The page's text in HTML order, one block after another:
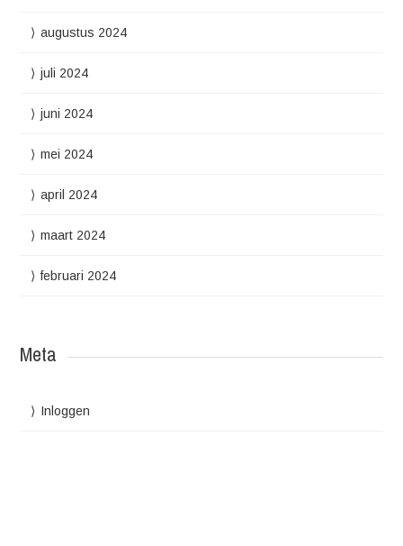
augustus 2024
juli 2024
juni 2024
mei 2024
april 2024
maart 2024
februari 2024
Meta
Inloggen